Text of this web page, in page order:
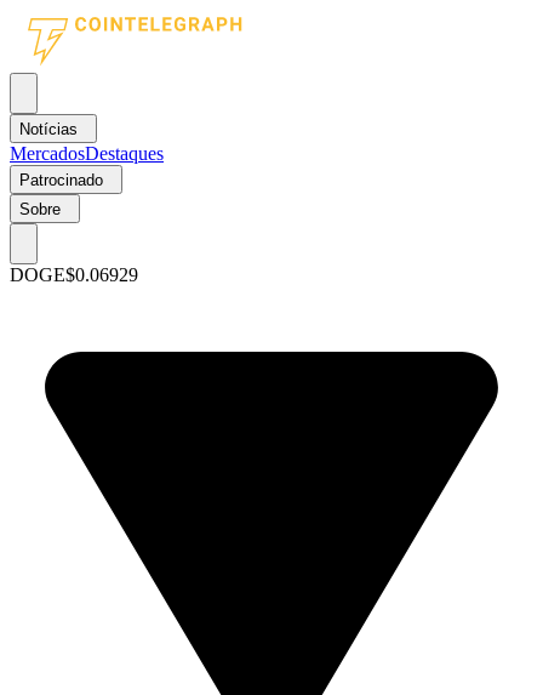
Notícias
MercadosDestaques
Patrocinado
Sobre
DOGE$0.06929